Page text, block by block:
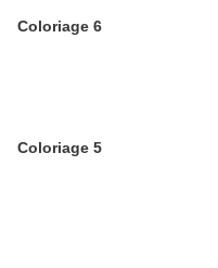
Coloriage 6
Coloriage 5